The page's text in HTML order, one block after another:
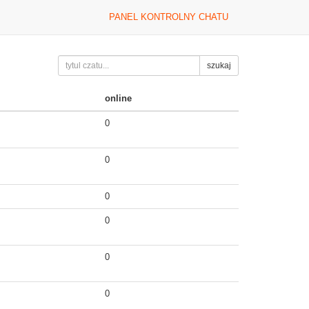
PANEL KONTROLNY CHATU
szukaj
online
0
0
0
0
0
0